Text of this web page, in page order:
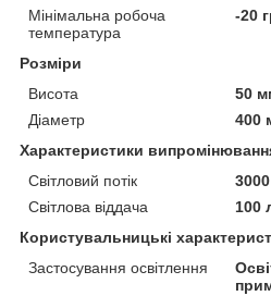
Мінімальна робоча
температура
-20
Розміри
Висота
50
Діаметр
400
Характеристики
Світловий потік
Світлова віддача
100
Користувальницькі
Застосування освітлення